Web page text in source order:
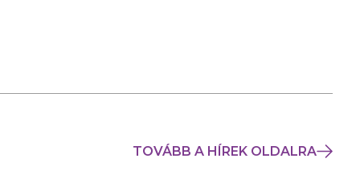
TOVÁBB A HÍREK OLDALRA